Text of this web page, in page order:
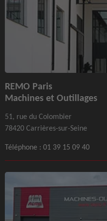
REMO Paris
Machines et Outillages
51, rue du Colombier
78420 Carrières-sur-Seine
Téléphone : 01 39 15 09 40